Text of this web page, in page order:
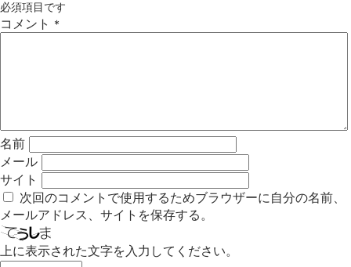
必須項目です
コメント *
名前
メール
サイト
次回のコメントで使用するためブラウザーに自分の名前、
メールアドレス、サイトを保存する。
上に表示された文字を入力してください。